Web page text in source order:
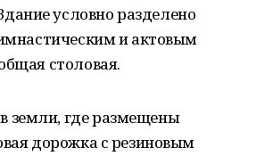
условно разделено
и актовым
столовая.
земли, где размещены
дорожка с резиновым